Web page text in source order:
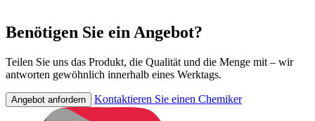
Benötigen Sie ein Angebot?
Teilen Sie uns das Produkt, die Qualität und die Menge mit – wir
antworten gewöhnlich innerhalb eines Werktags.
Angebot anfordern Kontaktieren Sie einen Chemiker